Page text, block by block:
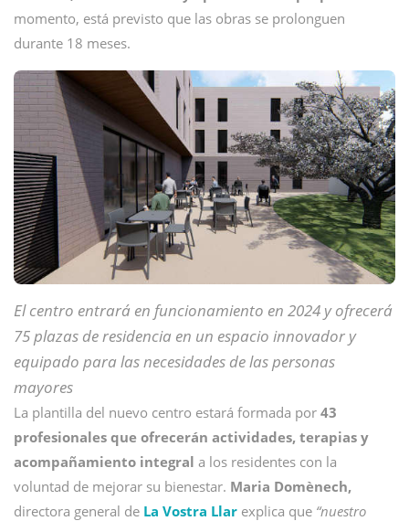
momento, está previsto que las obras se prolonguen
durante 18 meses.
El centro entrará en funcionamiento en 2024 y ofrecerá
75 plazas de residencia en un espacio innovador y
equipado para las necesidades de las personas
mayores
La plantilla del nuevo centro estará formada por 43
profesionales que ofrecerán actividades, terapias y
acompañamiento integral a los residentes con la
voluntad de mejorar su bienestar. Maria Domènech,
directora general de La Vostra Llar explica que “nuestro